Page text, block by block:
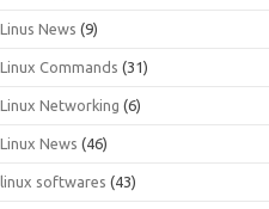
Linus News (9)
Linux Commands (31)
Linux Networking (6)
Linux News (46)
linux softwares (43)